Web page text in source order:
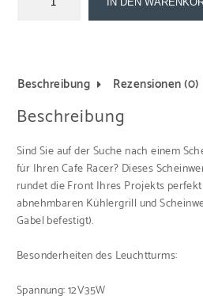
Beschreibung Rezensionen (0)
Beschreibung
Sind Sie auf der Suche nach einem
für Ihren Cafe Racer? Dieses
rundet die Front Ihres Projekts perfekt
abnehmbaren Kühlergrill und
Gabel befestigt).
Besonderheiten des Leuchtturms:
Spannung: 12V35W